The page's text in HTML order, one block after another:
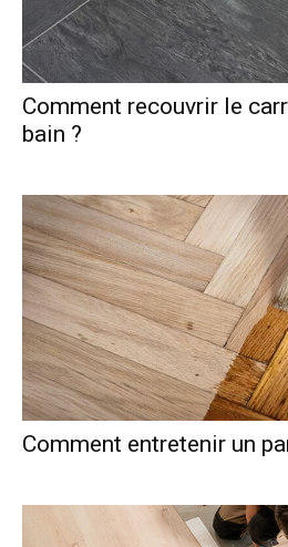
Comment recouvrir le
bain ?
Comment entretenir un